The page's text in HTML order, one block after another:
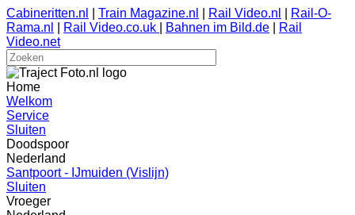
Cabineritten.nl Train Magazine.nl Rail Video.nl
Rail-O-
Rama.nl
Rail Video.co.uk Bahnen im Bild.de
Rail
Video.net
Home
Welkom
Service
Sluiten
Doodspoor
Nederland
Santpoort - IJmuiden (Vislijn)
Sluiten
Vroeger